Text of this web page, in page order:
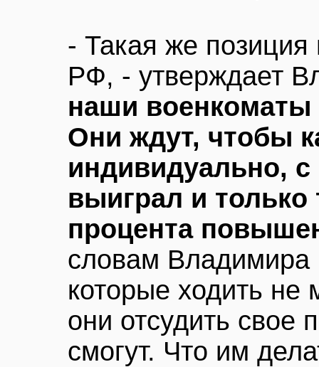
- Такая же позиция
РФ, - утверждает
наши военкоматы
Они ждут, чтобы
индивидуально,
выиграл и только
процента
словам Владимира
которые ходить не
они отсудить свое
смогут. Что им